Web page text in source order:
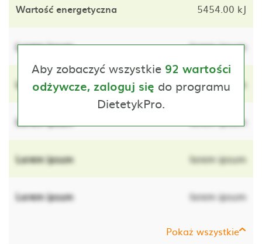
Wartość energetyczna 5454.00 kJ
Lorem ipsum lorem ipsum
Lorem ipsum lorem ipsum
Lorem ipsum lorem ipsum
Lorem ipsum lorem ipsum
Lorem ipsum lorem ipsum
Pokaż wszystkie
Aby zobaczyć wszystkie 92 wartości
odżywcze, zaloguj się do programu
DietetykPro.